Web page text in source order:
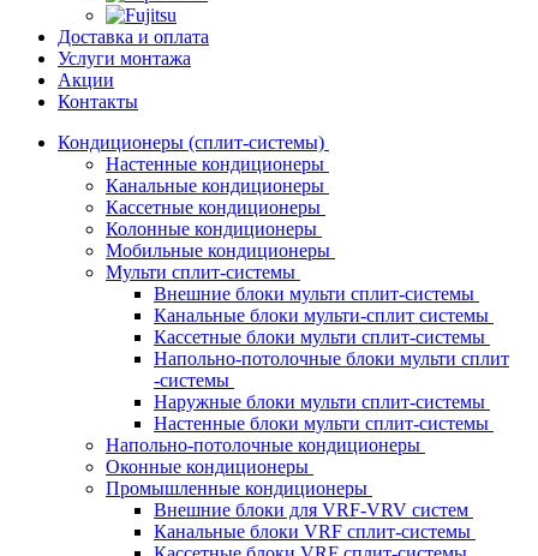
Доставка и оплата
Услуги монтажа
Акции
Контакты
Кондиционеры (сплит-системы)
Настенные кондиционеры
Канальные кондиционеры
Кассетные кондиционеры
Колонные кондиционеры
Мобильные кондиционеры
Мульти сплит-системы
Внешние блоки мульти сплит-системы
Канальные блоки мульти-сплит системы
Кассетные блоки мульти сплит-системы
Напольно-потолочные блоки мульти сплит
-системы
Наружные блоки мульти сплит-системы
Настенные блоки мульти сплит-системы
Напольно-потолочные кондиционеры
Оконные кондиционеры
Промышленные кондиционеры
Внешние блоки для VRF-VRV систем
Канальные блоки VRF сплит-системы